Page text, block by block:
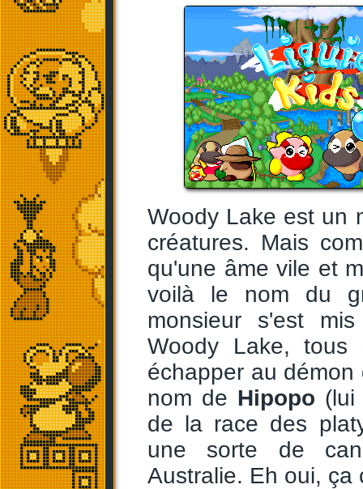
Woody Lake est un
créatures. Mais
qu'une âme vile et
voilà le nom du
monsieur s'est
Woody Lake,
échapper au
nom de Hipopo (lui
de la race des
une sorte de
Australie. Eh oui, ça